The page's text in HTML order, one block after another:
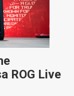
ROG Live